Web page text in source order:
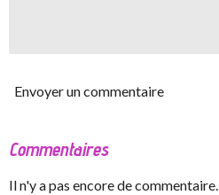
Envoyer un commentaire
Commentaires
Il n'y a pas encore de commentaire.